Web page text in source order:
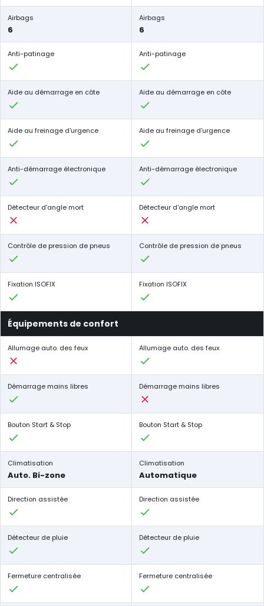
Airbags
6
Airbags
6
Anti-patinage Anti-patinage
Aide au démarrage en côte Aide au démarrage en côte
Aide au freinage d'urgence Aide au freinage d'urgence
Anti-démarrage électronique Anti-démarrage électronique
Détecteur d'angle mort Détecteur d'angle mort
Contrôle de pression de pneus Contrôle de pression de pneus
Fixation ISOFIX Fixation ISOFIX
Équipements de confort
Allumage auto. des feux Allumage auto. des feux
Démarrage mains libres Démarrage mains libres
Bouton Start & Stop Bouton Start & Stop
Climatisation
Auto. Bi-zone
Climatisation
Automatique
Direction assistée Direction assistée
Détecteur de pluie Détecteur de pluie
Fermeture centralisée Fermeture centralisée